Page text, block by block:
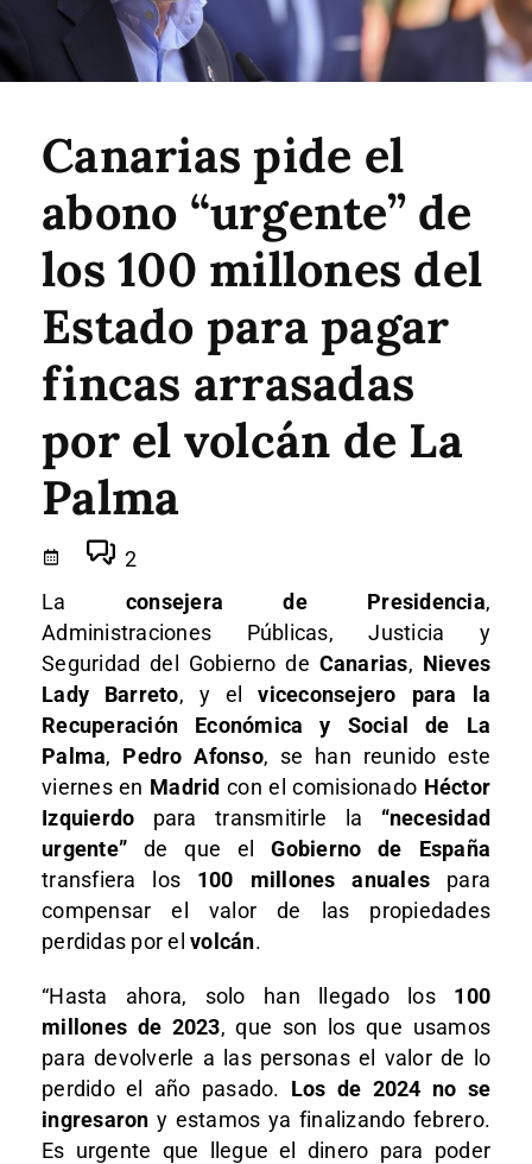
Canarias pide el
abono “urgente” de
los 100 millones del
Estado para pagar
fincas arrasadas
por el volcán de La
Palma
2
La consejera de Presidencia,
Administraciones Públicas, Justicia y
Seguridad del Gobierno de Canarias, Nieves
Lady Barreto, y elviceconsejero para la
Recuperación Económica y Social de La
Palma, Pedro Afonso, se han reunido este
viernes en Madrid con el comisionado Héctor
Izquierdo para transmitirle la “necesidad
urgente” de que elGobierno de España
transfiera los 100 millones anuales para
compensar el valor de las propiedades
perdidas por el volcán.
“Hasta ahora, solo han llegado los 100
millones de 2023, que son los que usamos
para devolverle a las personas el valor de lo
perdido el año pasado. Los de 2024 no se
ingresaron y estamos ya finalizando febrero.
Es urgente que llegue el dinero para poder